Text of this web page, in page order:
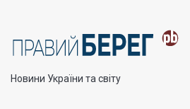
Новини України та світу